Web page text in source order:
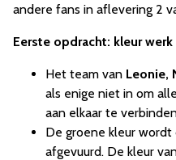
andere fans in aflevering 2
Eerste opdracht: kleur werk
Het team van Leonie,
als enige niet in om
aan elkaar te
De groene kleur wordt
afgevuurd. De kleur